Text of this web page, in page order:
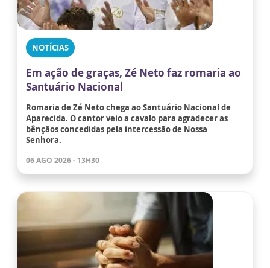
NOTÍCIAS
Em ação de graças, Zé Neto faz romaria ao
Santuário Nacional
Romaria de Zé Neto chega ao Santuário Nacional de
Aparecida. O cantor veio a cavalo para agradecer as
bênçãos concedidas pela intercessão de Nossa
Senhora.
06 AGO 2026 - 13H30